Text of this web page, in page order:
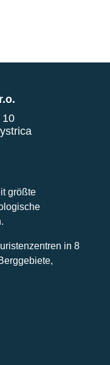
10
größte
in 8